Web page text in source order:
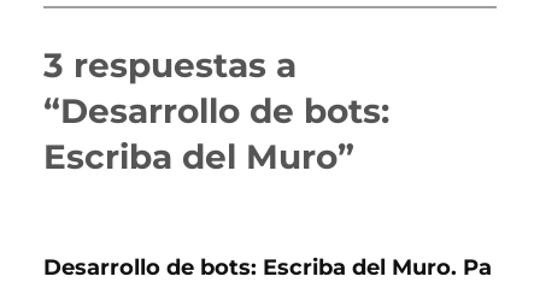
3 respuestas a
“Desarrollo de bots:
Escriba del Muro”
Desarrollo de bots: Escriba del Muro. Pa